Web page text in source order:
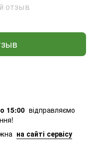
отзыв
15:00 відправляємо
на сайті сервісу